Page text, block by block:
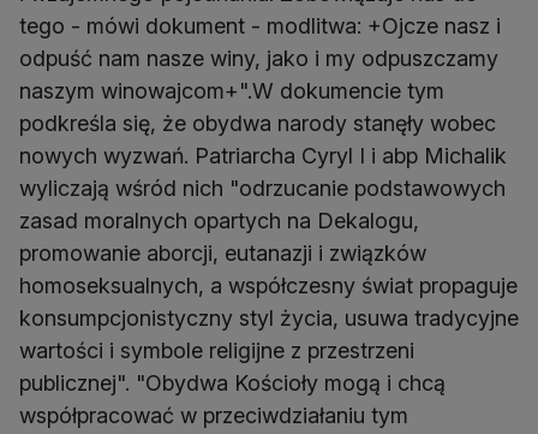
tego - mówi dokument - modlitwa: +Ojcze nasz i
odpuść nam nasze winy, jako i my odpuszczamy
naszym winowajcom+".W dokumencie tym
podkreśla się, że obydwa narody stanęły wobec
nowych wyzwań. Patriarcha Cyryl I i abp Michalik
wyliczają wśród nich "odrzucanie podstawowych
zasad moralnych opartych na Dekalogu,
promowanie aborcji, eutanazji i związków
homoseksualnych, a współczesny świat propaguje
konsumpcjonistyczny styl życia, usuwa tradycyjne
wartości i symbole religijne z przestrzeni
publicznej". "Obydwa Kościoły mogą i chcą
współpracować w przeciwdziałaniu tym